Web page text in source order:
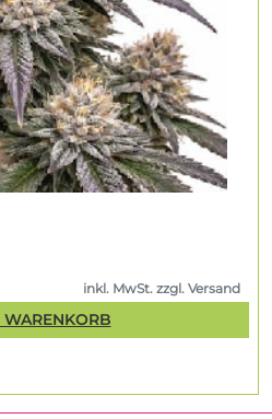
inkl. MwSt. zzgl. Versand
WARENKORB